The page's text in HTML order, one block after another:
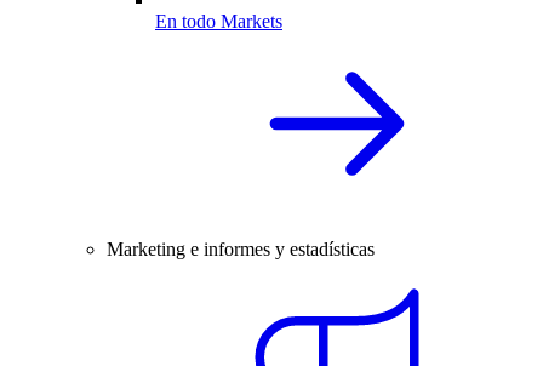
En todo Markets
Marketing e informes y estadísticas